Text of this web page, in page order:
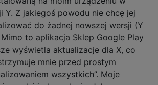
Y. Z jakiegoś powodu nie chcę jej
do żadnej nowszej wersji (Y
to aplikacja Sklep Google Play
wyświetla aktualizacje dla X, co
mnie przed prostym
wszystkich”. Moje